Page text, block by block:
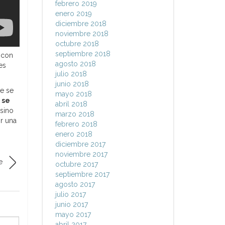
se
se
una
febrero 2019
enero 2019
diciembre 2018
noviembre 2018
octubre 2018
septiembre 2018
agosto 2018
julio 2018
junio 2018
mayo 2018
abril 2018
marzo 2018
febrero 2018
enero 2018
diciembre 2017
noviembre 2017
octubre 2017
septiembre 2017
agosto 2017
julio 2017
junio 2017
mayo 2017